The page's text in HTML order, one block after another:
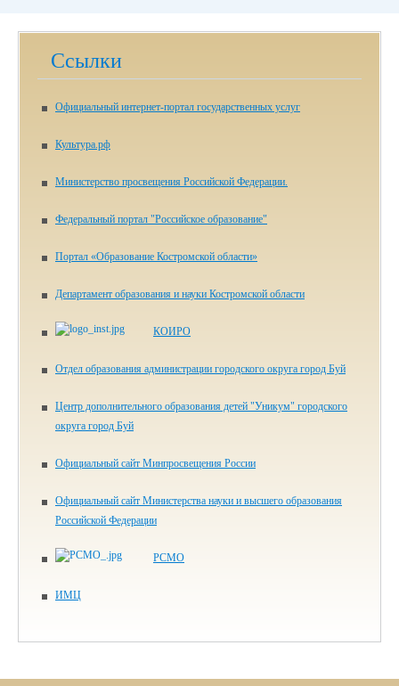
Ссылки
Официальный интернет-портал государственных услуг
Культура.рф
Министерство просвещения Российской Федерации​.
Федеральный портал "Российское образование"
Портал «Образование Костромской области»
Департамент образования и науки Костромской области
КОИРО
Отдел образования администрации городского округа город Буй
Центр дополнительного образования детей "Уникум" городского
округа город Буй
Официальный сайт Минпросвещения России
Официальный сайт Министерства науки и высшего образования
Российской Федерации
РСМО
ИМЦ